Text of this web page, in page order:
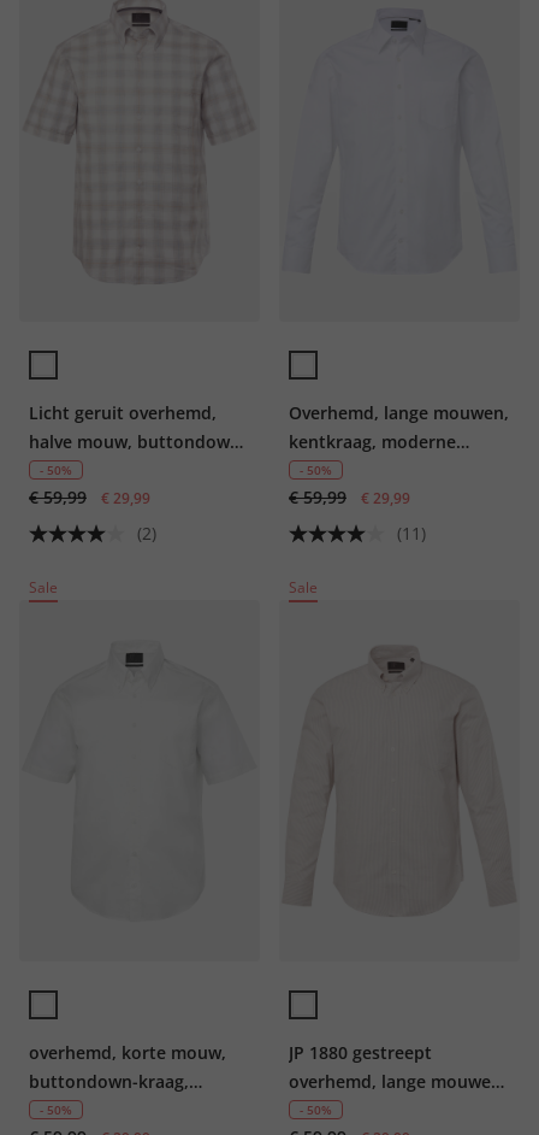
Licht geruit overhemd,
halve mouw, buttondown-
kraag, moderne pasvorm,
tot 8XL
- 50%
€ 59,99 € 29,99
(2)
Overhemd, lange mouwen,
kentkraag, moderne
pasvorm, tot 8XL, Tall
- 50%
€ 59,99 € 29,99
(11)
Sale
overhemd, korte mouw,
buttondown-kraag,
modern fit, tot 8XL
- 50%
Sale
JP 1880 gestreept
overhemd, lange mouwen,
buttondown-kraag,
- 50%